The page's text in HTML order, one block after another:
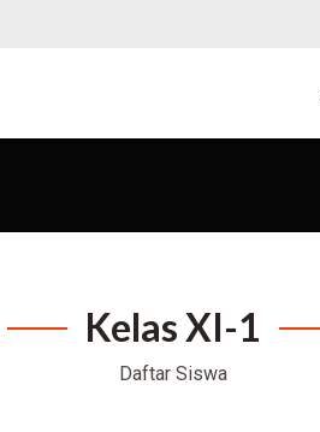
Kelas XI-1
Daftar Siswa